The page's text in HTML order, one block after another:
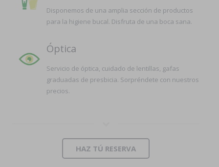
Disponemos de una amplia sección de productos
para la higiene bucal. Disfruta de una boca sana.
Óptica
Servicio de óptica, cuidado de lentillas, gafas
graduadas de presbicia. Sorpréndete con nuestros
precios.
HAZ TÚ RESERVA